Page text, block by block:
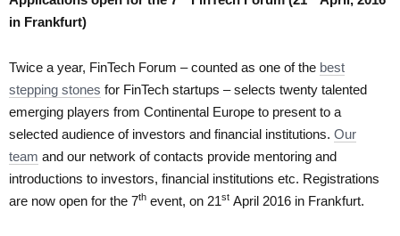
in Frankfurt)
Twice a year, FinTech Forum – counted as one of the best
stepping stones for FinTech startups – selects twenty talented
emerging players from Continental Europe to present to a
selected audience of investors and financial institutions. Our
team and our network of contacts provide mentoring and
introductions to investors, financial institutions etc. Registrations
are now open for the 7th event, on 21st April 2016 in Frankfurt.